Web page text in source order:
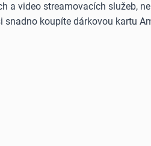
a video streamovacích služeb,
koupíte dárkovou kartu